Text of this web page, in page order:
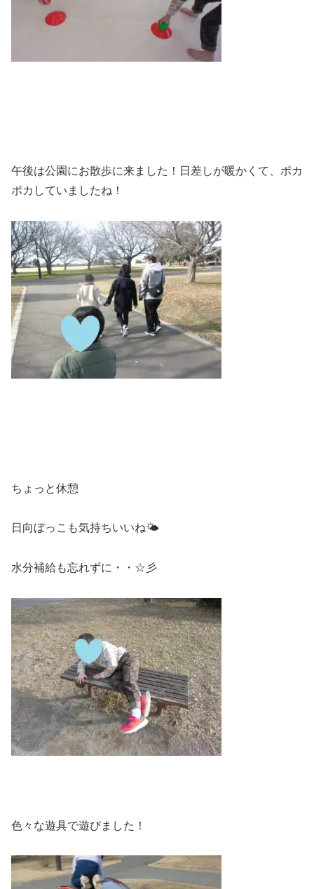
午後は公園にお散歩に来ました！日差しが暖かくて、ポカ
ポカしていましたね！
ちょっと休憩
日向ぼっこも気持ちいいね🌤
水分補給も忘れずに・・☆彡
色々な遊具で遊びました！